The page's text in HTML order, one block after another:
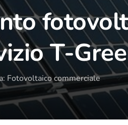
T-
Fotovoltaico commerciale
10 Anni di
2023 segna un traguardo
di T-Green. Con te al nostro
giorno dopo giorno, fino a
famiglia. E da oggi,
indossare un nuovo
grafica vuole essere un